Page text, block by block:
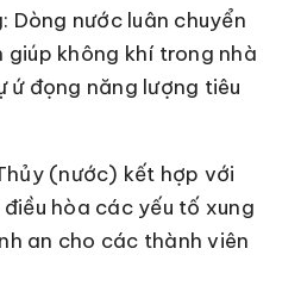
Dòng nước luân chuyển
không khí trong nhà
ứ đọng năng lượng tiêu
(nước) kết hợp với
hòa các yếu tố xung
an cho các thành viên